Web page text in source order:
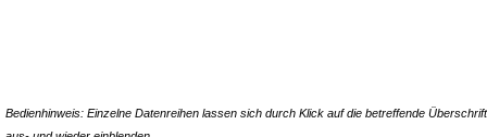
Bedienhinweis: Einzelne Datenreihen lassen sich durch Klick auf die betreffende Überschrift